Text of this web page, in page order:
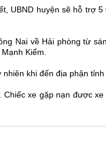
UBND huyện sẽ hỗ trợ
Nai về Hải phòng từ
Kiểm.
khi đến địa phận
xe gặp nạn được